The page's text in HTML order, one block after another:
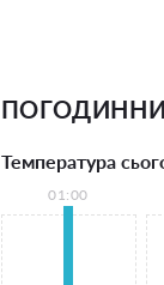
Температура
01:00